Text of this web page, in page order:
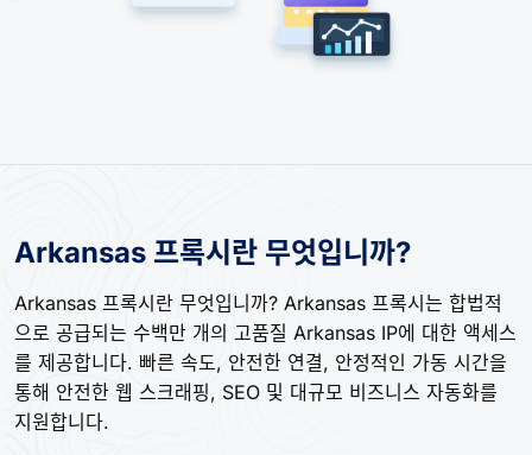
Arkansas 프록시란 무엇입니까?
Arkansas 프록시란 무엇입니까? Arkansas 프록시는 합법적
으로 공급되는 수백만 개의 고품질 Arkansas IP에 대한 액세스
를 제공합니다. 빠른 속도, 안전한 연결, 안정적인 가동 시간을
통해 안전한 웹 스크래핑, SEO 및 대규모 비즈니스 자동화를
지원합니다.